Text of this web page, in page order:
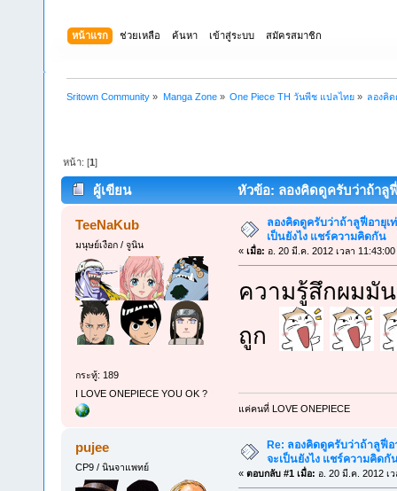
หน้าแรก ช่วยเหลือ ค้นหา เข้าสู่ระบบ สมัครสมาชิก
Sritown Community » Manga Zone» One Piece TH วันพีช แปลไทย» ลองคิ
หน้า: [1]
ผู้เขียน
หัวข้อ: ลองคิดดูครับว่าถ้าลู
ครั้ง)
TeeNaKub
มนุษย์เงือก / จูนิน
กระทู้: 189
I LOVE ONEPIECE YOU OK ?
ลองคิดดูครับว่าถ้าลูฟี่อายุเ
เป็นยังไง แชร์ความคิดกัน
« เมื่อ: อ. 20 มี.ค. 2012 เวลา 11:43:00
ความรู้สึกผมมั
ถูก
แค่คนที่ LOVE ONEPIECE
pujee
CP9 / นินจาแพทย์
Re: ลองคิดดูครับว่าถ้าลูฟี่
จะเป็นยังไง แชร์ความคิดกั
« ตอบกลับ #1 เมื่อ: อ. 20 มี.ค. 2012 เ